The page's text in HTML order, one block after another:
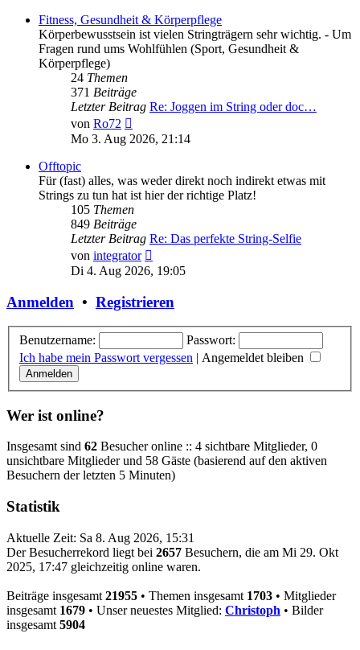
Fitness, Gesundheit & Körperpflege
Körperbewusstsein ist vielen Stringträgern sehr wichtig. - Um
Fragen rund ums Wohlfühlen (Sport, Gesundheit &
Körperpflege)
24 Themen
371 Beiträge
Letzter Beitrag Re: Joggen im String oder doc…
von Ro72
Beitrag
Mo 3. Aug 2026, 21:14
Offtopic
Für (fast) alles, was weder direkt noch indirekt etwas mit
Strings zu tun hat ist hier der richtige Platz!
105 Themen
849 Beiträge
Letzter Beitrag Re: Das perfekte String-Selfie
von integrator
Beitrag
Di 4. Aug 2026, 19:05
Anmelden • Registrieren
Benutzername:
Passwort:
Ich habe mein Passwort vergessen | Angemeldet bleiben
Wer ist online?
Insgesamt sind 62 Besucher online :: 4 sichtbare Mitglieder, 0
unsichtbare Mitglieder und 58 Gäste (basierend auf den aktiven
Besuchern der letzten 5 Minuten)
Statistik
Aktuelle Zeit: Sa 8. Aug 2026, 15:31
Der Besucherrekord liegt bei 2657 Besuchern, die am Mi 29. Okt
2025, 17:47 gleichzeitig online waren.
Beiträge insgesamt 21955 • Themen insgesamt 1703 • Mitglieder
insgesamt 1679 • Unser neuestes Mitglied: Christoph • Bilder
insgesamt 5904